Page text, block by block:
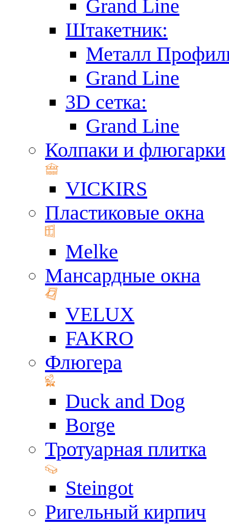
Grand Line
Штакетник:
Металл
Grand Line
3D сетка:
Grand Line
Колпаки и флюгарки
VICKIRS
Пластиковые окна
Melke
Мансардные окна
VELUX
FAKRO
Флюгера
Duck and Dog
Borge
Тротуарная плитка
Steingot
Ригельный кирпич